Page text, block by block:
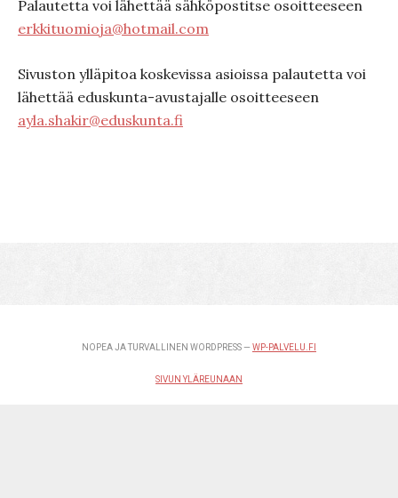
Palautetta voi lähettää sähköpostitse osoitteeseen
erkkituomioja@hotmail.com
Sivuston ylläpitoa koskevissa asioissa palautetta voi
lähettää eduskunta-avustajalle osoitteeseen
ayla.shakir@eduskunta.fi
NOPEA JA TURVALLINEN WORDPRESS — WP-PALVELU.FI
SIVUN YLÄREUNAAN